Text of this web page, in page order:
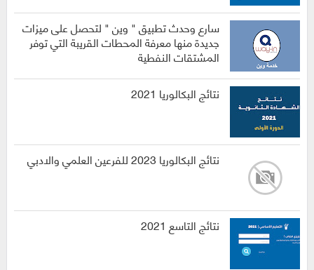
سارع وحدث تطبيق " وين " لتحصل على ميزات
جديدة منها معرفة المحطات القريبة التي توفر
المشتقات النفطية
نتائج البكالوريا 2021
نتائج البكالوريا 2023 للفرعين العلمي والادبي
نتائج التاسع 2021